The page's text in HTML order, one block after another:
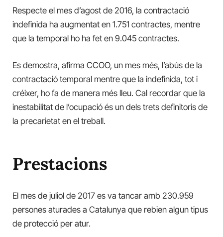
Respecte el mes d’agost de 2016, la contractació
indefinida ha augmentat en 1.751 contractes, mentre
que la temporal ho ha fet en 9.045 contractes.
Es demostra, afirma CCOO, un mes més, l’abús de la
contractació temporal mentre que la indefinida, tot i
créixer, ho fa de manera més lleu. Cal recordar que la
inestabilitat de l’ocupació és un dels trets definitoris de
la precarietat en el treball.
Prestacions
El mes de juliol de 2017 es va tancar amb 230.959
persones aturades a Catalunya que rebien algun tipus
de protecció per atur.